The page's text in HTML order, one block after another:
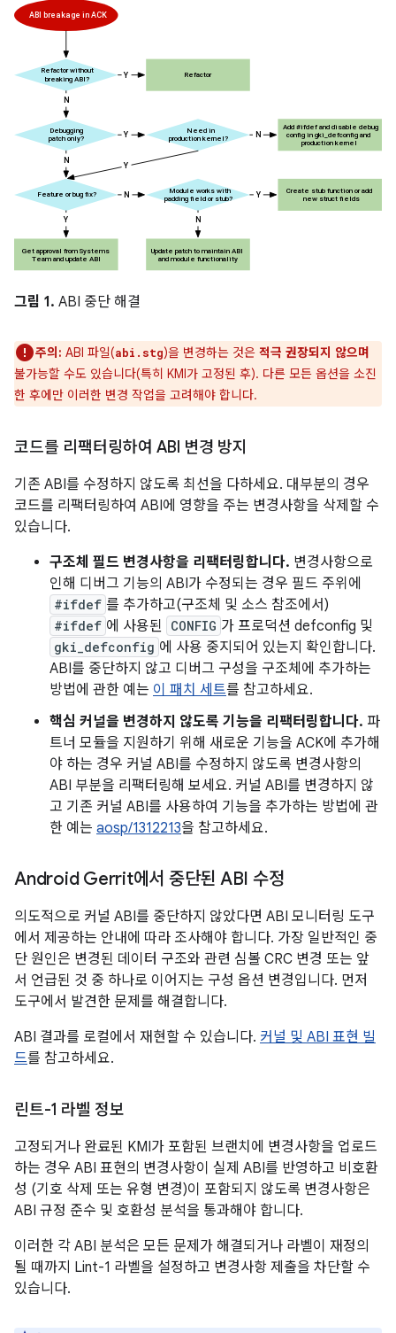
그림 1. ABI 중단 해결
주의: ABI 파일(abi.stg)을 변경하는 것은 적극 권장되지 않으며
불가능할 수도 있습니다(특히 KMI가 고정된 후). 다른 모든 옵션을 소진
한 후에만 이러한 변경 작업을 고려해야 합니다.
코드를 리팩터링하여 ABI 변경 방지
기존 ABI를 수정하지 않도록 최선을 다하세요. 대부분의 경우
코드를 리팩터링하여 ABI에 영향을 주는 변경사항을 삭제할 수
있습니다.
구조체 필드 변경사항을 리팩터링합니다. 변경사항으로
인해 디버그 기능의 ABI가 수정되는 경우 필드 주위에
#ifdef 를 추가하고(구조체 및 소스 참조에서)
#ifdef 에 사용된 CONFIG 가 프로덕션 defconfig 및
gki_defconfig 에 사용 중지되어 있는지 확인합니다.
ABI를 중단하지 않고 디버그 구성을 구조체에 추가하는
방법에 관한 예는 이 패치 세트를 참고하세요.
핵심 커널을 변경하지 않도록 기능을 리팩터링합니다. 파
트너 모듈을 지원하기 위해 새로운 기능을 ACK에 추가해
야 하는 경우 커널 ABI를 수정하지 않도록 변경사항의
ABI 부분을 리팩터링해 보세요. 커널 ABI를 변경하지 않
고 기존 커널 ABI를 사용하여 기능을 추가하는 방법에 관
한 예는 aosp/1312213을 참고하세요.
Android Gerrit에서 중단된 ABI 수정
의도적으로 커널 ABI를 중단하지 않았다면 ABI 모니터링 도구
에서 제공하는 안내에 따라 조사해야 합니다. 가장 일반적인 중
단 원인은 변경된 데이터 구조와 관련 심볼 CRC 변경 또는 앞
서 언급된 것 중 하나로 이어지는 구성 옵션 변경입니다. 먼저
도구에서 발견한 문제를 해결합니다.
ABI 결과를 로컬에서 재현할 수 있습니다. 커널 및 ABI 표현 빌
드를 참고하세요.
린트-1 라벨 정보
고정되거나 완료된 KMI가 포함된 브랜치에 변경사항을 업로드
하는 경우 ABI 표현의 변경사항이 실제 ABI를 반영하고 비호환
성 (기호 삭제 또는 유형 변경)이 포함되지 않도록 변경사항은
ABI 규정 준수 및 호환성 분석을 통과해야 합니다.
이러한 각 ABI 분석은 모든 문제가 해결되거나 라벨이 재정의
될 때까지 Lint-1 라벨을 설정하고 변경사항 제출을 차단할 수
있습니다.